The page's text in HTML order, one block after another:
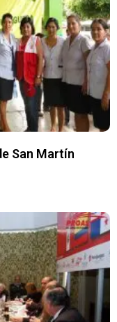
San Martín